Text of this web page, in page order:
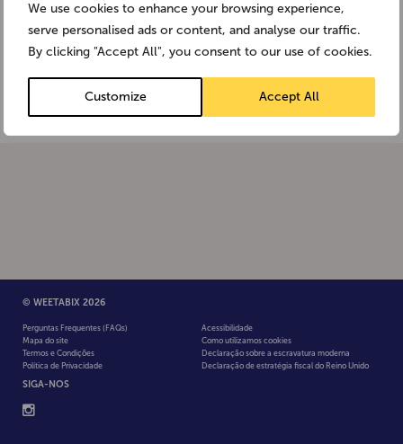
We use cookies to enhance your browsing experience,
serve personalised ads or content, and analyse our traffic.
By clicking "Accept All", you consent to our use of cookies.
Customize Accept All
© WEETABIX 2026
Perguntas Frequentes (FAQs)
Mapa do site
Termos e Condições
Política de Privacidade
Acessibilidade
Como utilizamos cookies
Declaração sobre a escravatura moderna
Declaração de estratégia fiscal do Reino Unido
SIGA-NOS